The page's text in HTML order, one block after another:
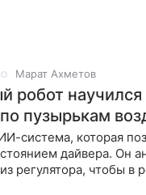
Марат Ахметов
робот научился
пузырькам
система, которая
дайвера. Он
регулятора, чтобы в